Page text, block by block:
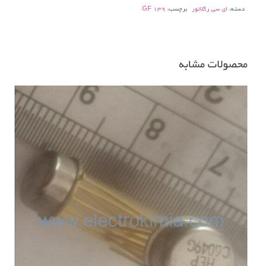
عدد
دسته: ای سی رگلاتور برچسب: GF 139
محصولات مشابه